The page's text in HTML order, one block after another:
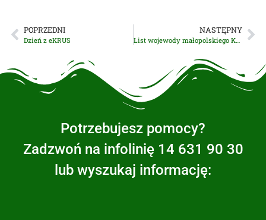
POPRZEDNI
Dzień z eKRUS
NASTĘPNY
List wojewody małopolskiego Krzysztofa Jana Klęczara na Narodowe Święto Niepodległości
Potrzebujesz pomocy?
Zadzwoń na infolinię 14 631 90 30
lub wyszukaj informację: